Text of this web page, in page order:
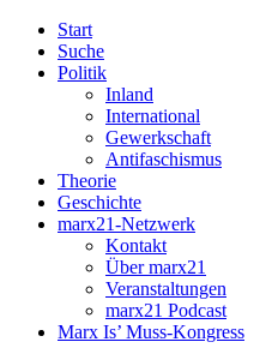
Start
Suche
Politik
Inland
International
Gewerkschaft
Antifaschismus
Theorie
Geschichte
marx21-Netzwerk
Kontakt
Über marx21
Veranstaltungen
marx21 Podcast
Marx Is’ Muss-Kongress